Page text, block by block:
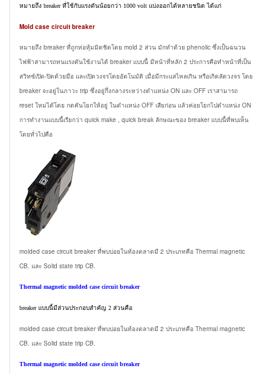
หมายถึง breaker ที่ใช้กับแรงดันน้อยกว่า 1000 volt แบ่งออกได้หลายชนิด ได้แก่
Mold case circuit breaker
หมายถึง breaker ที่ถูกห่อหุ้มมิดชิดโดย mold 2 ส่วน มักทำด้วย phenolic ซึ่งเป็นฉนวน
ไฟฟ้าสามารถทนแรงดันใช้งานได้ breaker แบบนี้ มีหน้าที่หลัก 2 ประการคือทำหน้าที่เป็น
สวิทซ์เปิด-ปิดด้วยมือ และเปิดวงจรโดยอัตโนมัติ เมื่อมีกระแสไหลเกิน หรือเกิดลัดวงจร โดย
breaker จะอยู่ในภาวะ trip ซึ่งอยู่กึ่งกลางระหว่างตำแหน่ง ON และ OFF เราสามารถ
reset ใหม่ได้โดย กดคันโยกให้อยู่ ในตำแหน่ง OFF เสียก่อน แล้วค่อยโยกไปตำแหน่ง ON
การทำงานแบบนี้เรียกว่า quick make , quick break ลักษณะของ breaker แบบนี้ที่พบเห็น
โดยทั่วไปคือ
molded case circuit breaker ที่พบบ่อยในท้องตลาดมี 2 ประเภทคือ Thermal magnetic
CB. และ Solid state trip CB.
Thermal magnetic molded case circuit breaker
breaker แบบนี้มีส่วนประกอบสำคัญ 2 ส่วนคือ
molded case circuit breaker ที่พบบ่อยในท้องตลาดมี 2 ประเภทคือ Thermal magnetic
CB. และ Solid state trip CB.
Thermal magnetic molded case circuit breaker